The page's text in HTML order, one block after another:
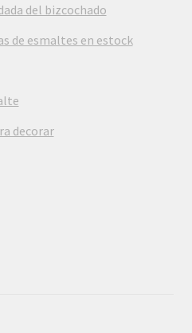
del bizcochado
de esmaltes en estock
decorar